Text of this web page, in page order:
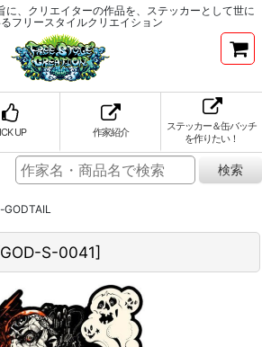
に、クリエイターの作品を、ステッカーとして世に
フリースタイルクリエイション
UP 作家紹介
ステッカー＆缶バッチ
を作りたい！
GODTAIL
GOD-S-0041]